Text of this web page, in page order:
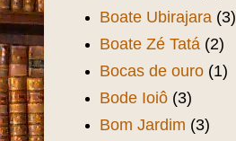
Boate Ubirajara (3)
Boate Zé Tatá (2)
Bocas de ouro (1)
Bode Ioiô (3)
Bom Jardim (3)